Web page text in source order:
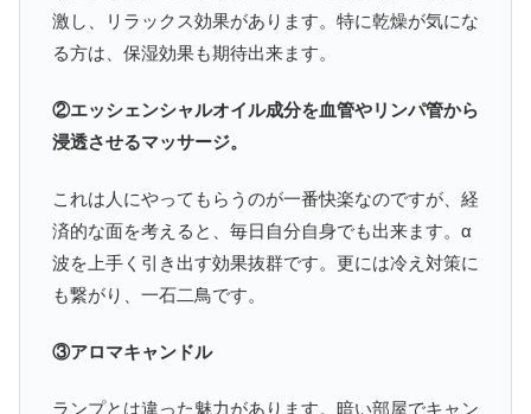
激し、リラックス効果があります。特に乾燥が気にな
る方は、保湿効果も期待出来ます。
②エッシェンシャルオイル成分を血管やリンパ管から
浸透させるマッサージ。
これは人にやってもらうのが一番快楽なのですが、経
済的な面を考えると、毎日自分自身でも出来ます。α
波を上手く引き出す効果抜群です。更には冷え対策に
も繋がり、一石二鳥です。
③アロマキャンドル
ランプとは違った魅力があります。暗い部屋でキャン